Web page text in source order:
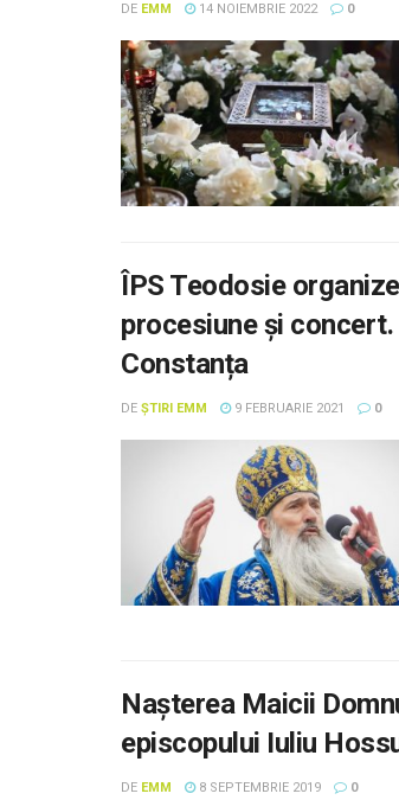
DE EMM 14 NOIEMBRIE 2022 0
ÎPS Teodosie
procesiune și
Constanța
DE ȘTIRI EMM 9 FEBRUARIE 2021 0
Naşterea Maicii
episcopului Iuliu
DE EMM 8 SEPTEMBRIE 2019 0